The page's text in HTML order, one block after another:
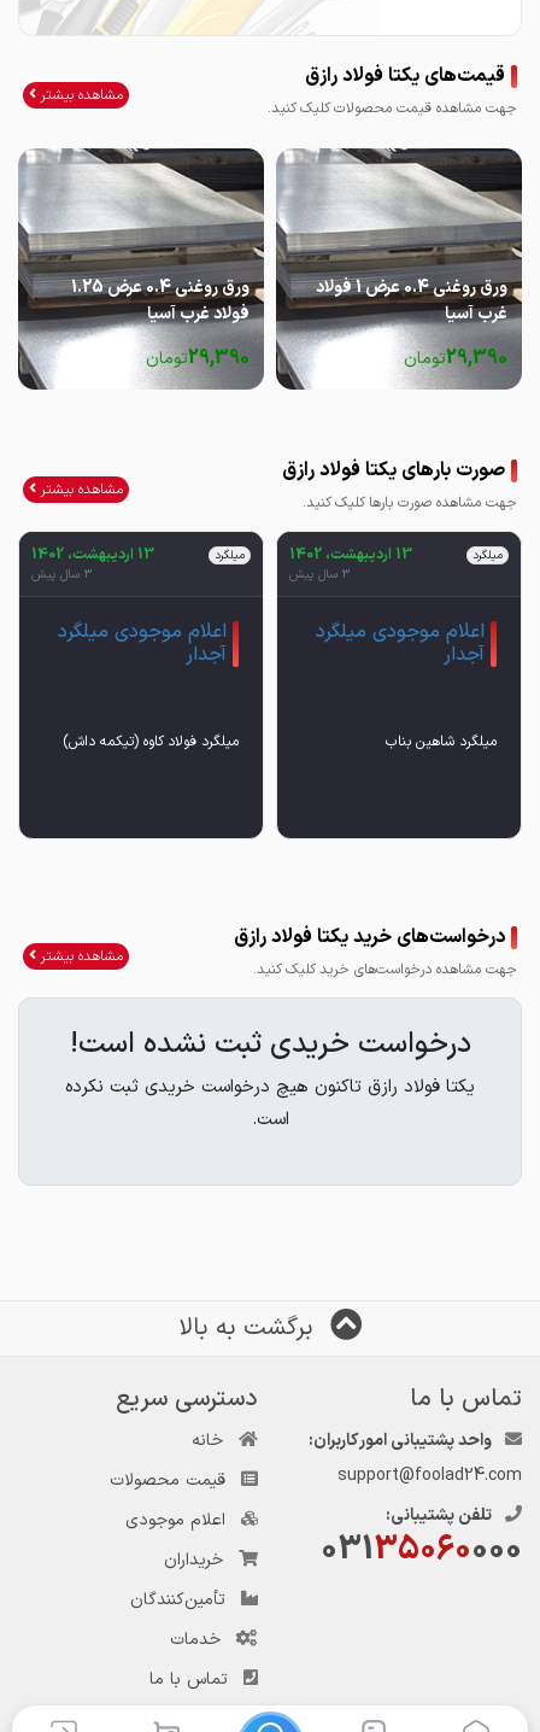
قیمت‌های یکتا فولاد رازق
جهت مشاهده قیمت محصولات کلیک کنید.
مشاهده بیشتر
ورق روغنی 0.4 عرض 1 فولاد
غرب آسیا
29,390تومان
ورق روغنی 0.4 عرض 1.25
فولاد غرب آسیا
29,390تومان
صورت بارهای یکتا فولاد رازق
جهت مشاهده صورت بارها کلیک کنید.
مشاهده بیشتر
میلگرد 13 اردیبهشت، 1402
3 سال پیش
اعلام موجودی میلگرد
آجدار
میلگرد شاهین بناب
میلگرد 13 اردیبهشت، 1402
3 سال پیش
اعلام موجودی میلگرد
آجدار
میلگرد فولاد کاوه (تیکمه داش)
درخواست‌های خرید یکتا فولاد رازق
جهت مشاهده درخواست‌های خرید کلیک کنید.
مشاهده بیشتر
درخواست خریدی ثبت نشده است!
یکتا فولاد رازق تاکنون هیچ درخواست خریدی ثبت نکرده
است.
برگشت به بالا
تماس با ما
واحد پشتیبانی امور کاربران:
support@foolad24.com
تلفن پشتیبانی:
03135060000
دسترسی سریع
خانه
قیمت محصولات
اعلام موجودی
خریداران
تأمین‌کنندگان
خدمات
تماس با ما